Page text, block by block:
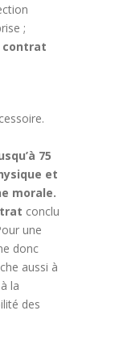
;
contrat
75
et
morale.
conclu
une
donc
aussi à
la
des